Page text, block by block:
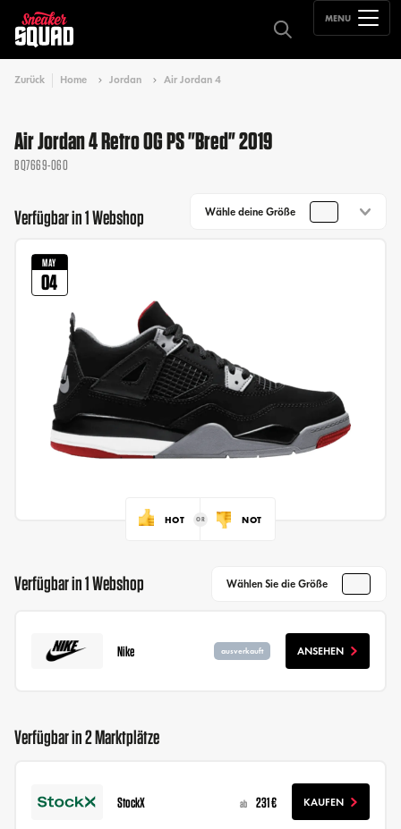
MENU
Zurück Home Jordan Air Jordan 4
Air Jordan 4 Retro OG PS "Bred" 2019
BQ7669-060
Verfügbar in 1 Webshop Wähle deine Größe
MAY
04
HOT NOT
Verfügbar in 1 Webshop Wählen Sie die Größe
Nike ausverkauft ANSEHEN
Verfügbar in 2 Marktplätze
StockX ab 231 € KAUFEN